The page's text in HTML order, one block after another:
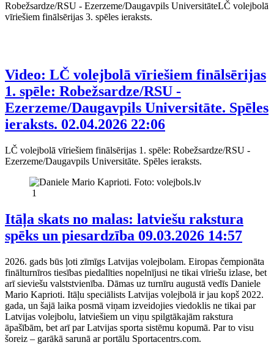
Robežsardze/RSU - Ezerzeme/Daugavpils UniversitāteLČ volejbolā
vīriešiem finālsērijas 3. spēles ieraksts.
Video: LČ volejbolā vīriešiem finālsērijas
1. spēle: Robežsardze/RSU -
Ezerzeme/Daugavpils Universitāte. Spēles
ieraksts. 02.04.2026 22:06
LČ volejbolā vīriešiem finālsērijas 1. spēle: Robežsardze/RSU -
Ezerzeme/Daugavpils Universitāte. Spēles ieraksts.
1
Itāļa skats no malas: latviešu rakstura
spēks un piesardzība 09.03.2026 14:57
2026. gads būs ļoti zīmīgs Latvijas volejbolam. Eiropas čempionāta
finālturnīros tiesības piedalīties nopelnījusi ne tikai vīriešu izlase, bet
arī sieviešu valststvienība. Dāmas uz turnīru augustā vedīs Daniele
Mario Kaprioti. Itāļu speciālists Latvijas volejbolā ir jau kopš 2022.
gada, un šajā laika posmā viņam izveidojies viedoklis ne tikai par
Latvijas volejbolu, latviešiem un viņu spilgtākajām rakstura
āpašībām, bet arī par Latvijas sporta sistēmu kopumā. Par to visu
šoreiz – garākā sarunā ar portālu Sportacentrs.com.